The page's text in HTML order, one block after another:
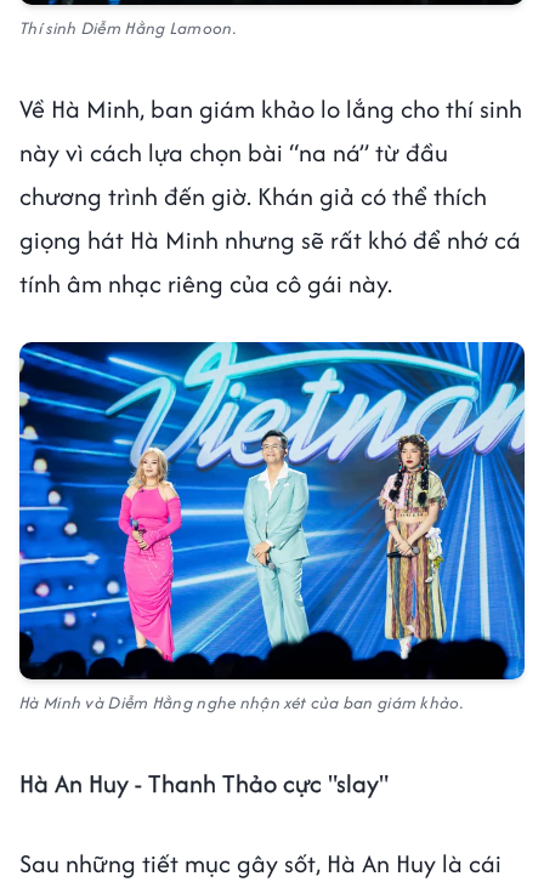
Thí sinh Diễm Hằng Lamoon.
Về Hà Minh, ban giám khảo lo lắng cho thí sinh
này vì cách lựa chọn bài “na ná” từ đầu
chương trình đến giờ. Khán giả có thể thích
giọng hát Hà Minh nhưng sẽ rất khó để nhớ cá
tính âm nhạc riêng của cô gái này.
Hà Minh và Diễm Hằng nghe nhận xét của ban giám khảo.
Hà An Huy - Thanh Thảo cực "slay"
Sau những tiết mục gây sốt, Hà An Huy là cái